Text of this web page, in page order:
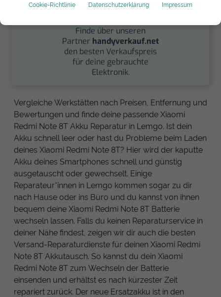
Cookie-Richtlinie Datenschutzerklärung Impressum
Verkaufen
Finde über unseren
Partner handyverkauf.net
den besten Verkaufspreis
für deine gebrauchte
Elektronik.
Vergleiche Werkstätten nach Preisen, Entfernung und
Bewertungen und finde deine passende Xiaomi
Redmi Note 8T Akku Reparatur in Lemgo. Ist dein
Akku schnell leer oder hast du Probleme beim Laden
deines Xiaomi Redmi Note 8T? Hier wird der kaputte
Akku deines Smartphones schnell und günstig
ausgetauscht oder gewechselt. Einige
Reparateur*innen in Lemgo kommen sogar zu dir
nach Hause oder ins Büro und du kannst von ihnen
bequem deine Xiaomi Redmi Note 8T Batterie
wechseln lassen. Falls du keinen Reparaturservice in
deiner Nähe findest, zeigen wir dir auch die besten
Versand-Reparaturdienste für deinen Xiaomi Redmi
Note 8T Akkutausch. So kannst du dein Xiaomi
Redmi Note 8T zum Wechseln der Batterie
einsenden und erhältst es nach kürzester Zeit
repariert zurück. Der neue Ersatzakku ist in den